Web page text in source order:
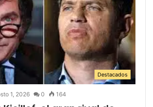
Destacados
1, 2026 0 164